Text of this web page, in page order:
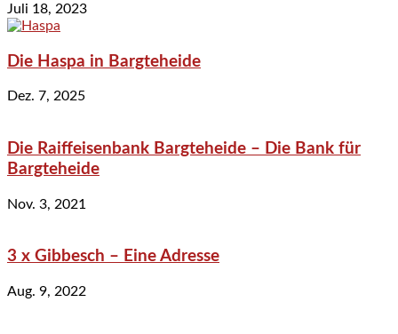
Juli 18, 2023
Die Haspa in Bargteheide
Dez. 7, 2025
Die Raiffeisenbank Bargteheide – Die Bank für
Bargteheide
Nov. 3, 2021
3 x Gibbesch – Eine Adresse
Aug. 9, 2022